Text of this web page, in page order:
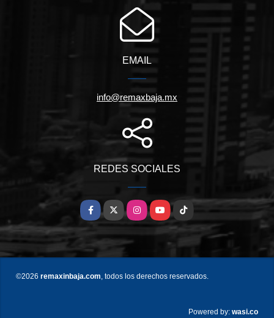
EMAIL
info@remaxbaja.mx
REDES SOCIALES
Facebook
X InstagramYouTubeTikTok
©2026 remaxinbaja.com , todos los derechos reservados.
Powered by: wasi.co